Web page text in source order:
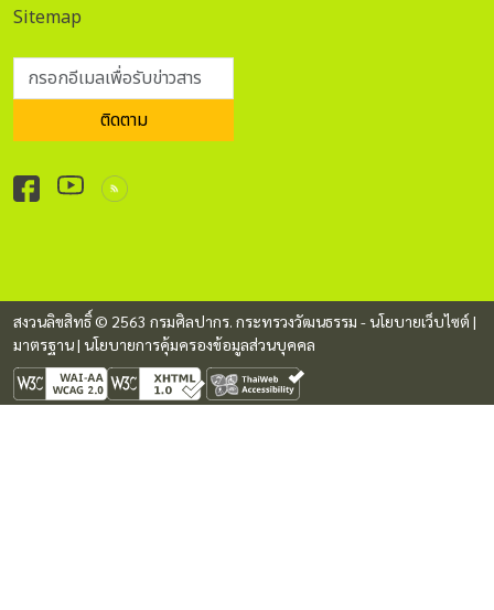
Sitemap
กรอกอีเมลเพื่อรับข่าวสาร
ติดตาม
สงวนลิขสิทธิ์ © 2563 กรมศิลปากร. กระทรวงวัฒนธรรม -นโยบายเว็บไซต์ |
มาตรฐาน| นโยบายการคุ้มครองข้อมูลส่วนบุคคล